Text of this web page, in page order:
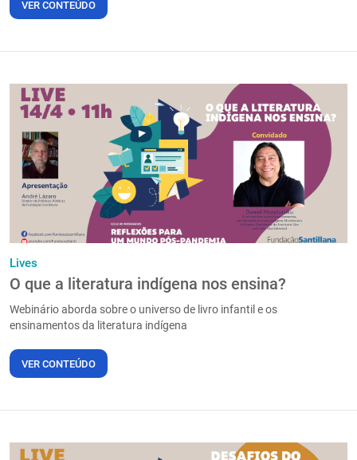
VER CONTEÚDO
Lives
O que a literatura indígena nos ensina?
Webinário aborda sobre o universo de livro infantil e os
ensinamentos da literatura indígena
VER CONTEÚDO